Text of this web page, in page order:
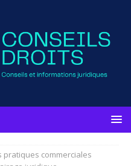
pratiques commerciales